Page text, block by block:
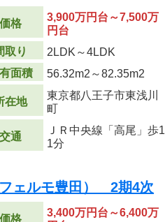
価格
3,900万円台～7,500万
円台
取り
2LDK～4LDK
面積
56.32m2 ～82.35m2
在地
東京都八王子市東浅川
町
交通
ＪＲ中央線「高尾」歩1
1分
ェルモ豊田） 2期4次
価格
3,400万円台～6,400万